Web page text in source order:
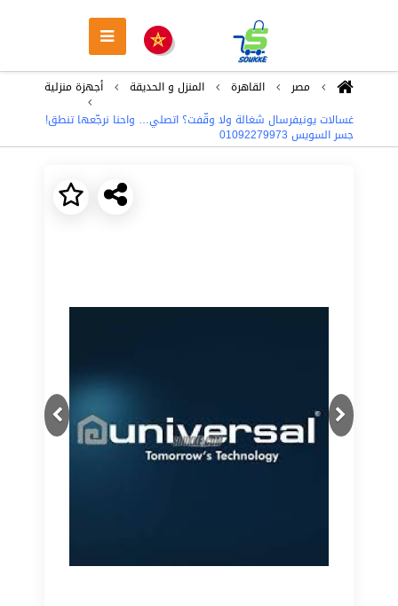
مصر القاهرة المنزل و الحديقة
أجهزة منزلية
غسالات يونيفرسال شغالة ولا وقّفت؟ اتصلي… واحنا نرجّعها تنطق!
جسر السويس 01092279973
Previous
Next